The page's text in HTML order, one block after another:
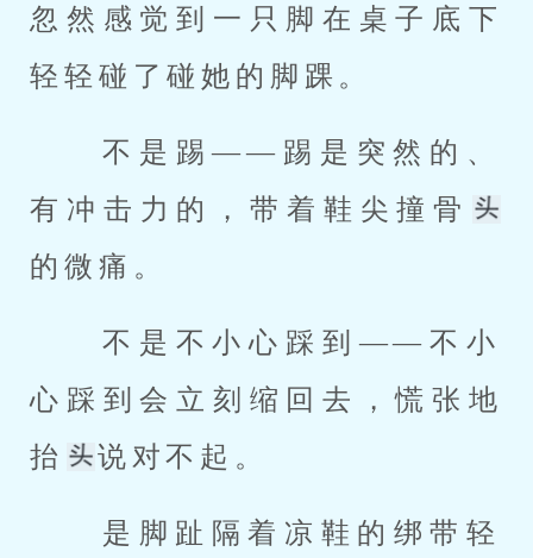
忽然感觉到一只脚在桌子底下
轻轻碰了碰她的脚踝。
不是踢——踢是突然的、
有冲击力的，带着鞋尖撞骨
的微痛。
不是不小心踩到——不小
心踩到会立刻缩回去，慌张地
抬
说对不起。